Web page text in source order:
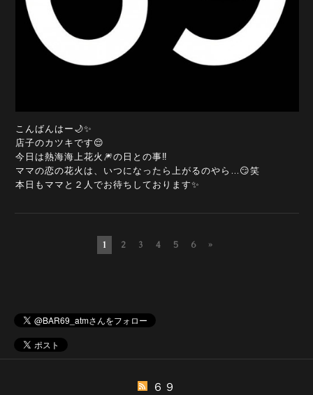
こんばんはー🌙✨
店子のカツキです😌
今日は熱海海上花火🎆の日との事‼️
ママの恋の花火は、いつになったら上がるのやら…😏笑
本日もママと２人でお待ちしております✨
1 2 3 4 5 6 »
６９